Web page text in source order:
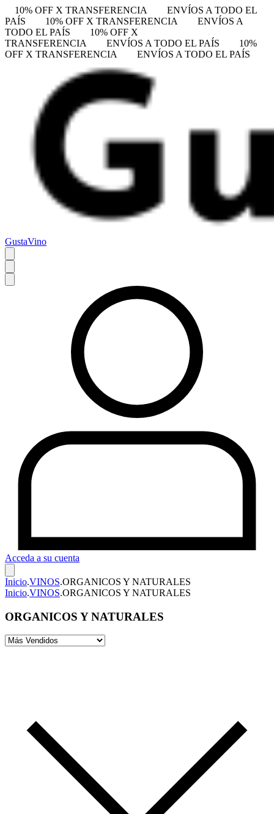
10% OFF X TRANSFERENCIA
ENVÍOS A TODO EL
PAÍS
10% OFF X TRANSFERENCIA
ENVÍOS A
TODO EL PAÍS
10% OFF X
TRANSFERENCIA
ENVÍOS A TODO EL PAÍS
10%
OFF X TRANSFERENCIA
ENVÍOS A TODO EL PAÍS
GustaVino
Acceda a su cuenta
Inicio.VINOS.ORGANICOS Y NATURALES
Inicio.VINOS.ORGANICOS Y NATURALES
ORGANICOS Y NATURALES